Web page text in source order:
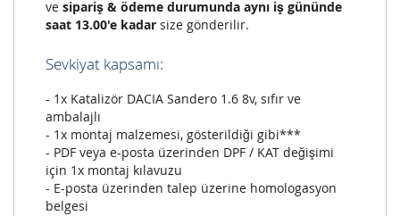
ve sipariş & ödeme durumunda aynı iş gününde
saat 13.00'e kadar size gönderilir.
Sevkiyat kapsamı:
- 1x Katalizör DACIA Sandero 1.6 8v, sıfır ve
ambalajlı
- 1x montaj malzemesi, gösterildiği gibi***
- PDF veya e-posta üzerinden DPF / KAT değişimi
için 1x montaj kılavuzu
- E-posta üzerinden talep üzerine homologasyon
belgesi